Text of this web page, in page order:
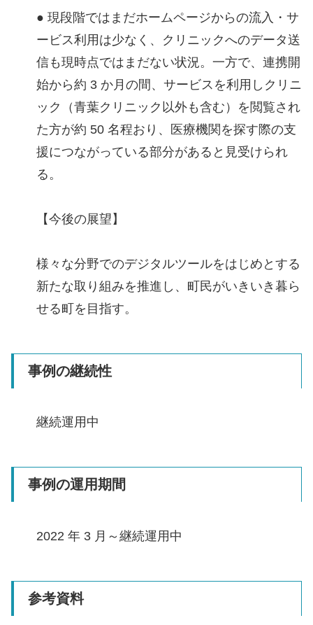
● 現段階ではまだホームページからの流入・サ
ービス利用は少なく、クリニックへのデータ送
信も現時点ではまだない状況。一方で、連携開
始から約 3 か月の間、サービスを利用しクリニ
ック（青葉クリニック以外も含む）を閲覧され
た方が約 50 名程おり、医療機関を探す際の支
援につながっている部分があると見受けられ
る。
【今後の展望】
様々な分野でのデジタルツールをはじめとする
新たな取り組みを推進し、町⺠がいきいき暮ら
せる町を⽬指す。
事例の継続性
継続運用中
事例の運用期間
2022 年 3 月～継続運用中
参考資料